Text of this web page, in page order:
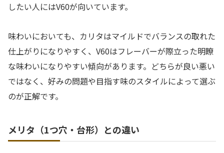
したい人にはV60が向いています。
味わいにおいても、カリタはマイルドでバランスの取れた
仕上がりになりやすく、V60はフレーバーが際立った明瞭
な味わいになりやすい傾向があります。どちらが良い悪い
ではなく、好みの問題や目指す味のスタイルによって選ぶ
のが正解です。
メリタ（1つ穴・台形）との違い